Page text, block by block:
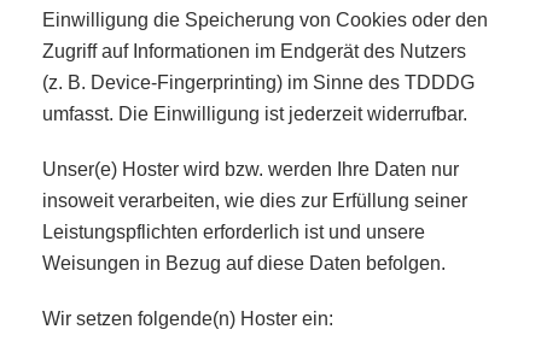
Einwilligung die Speicherung von Cookies oder den
Zugriff auf Informationen im Endgerät des Nutzers
(z. B. Device-Fingerprinting) im Sinne des TDDDG
umfasst. Die Einwilligung ist jederzeit widerrufbar.
Unser(e) Hoster wird bzw. werden Ihre Daten nur
insoweit verarbeiten, wie dies zur Erfüllung seiner
Leistungspflichten erforderlich ist und unsere
Weisungen in Bezug auf diese Daten befolgen.
Wir setzen folgende(n) Hoster ein: